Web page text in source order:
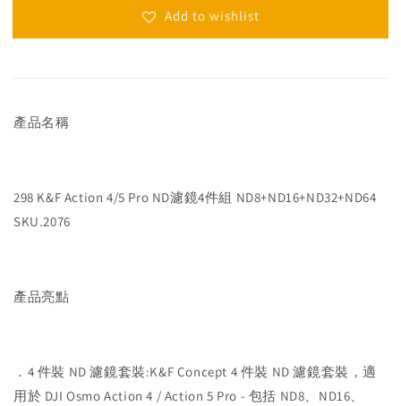
Add to wishlist
產品名稱
298 K&F Action 4/5 Pro ND濾鏡4件組 ND8+ND16+ND32+ND64
SKU.2076
產品亮點
．4 件裝 ND 濾鏡套裝:K&F Concept 4 件裝 ND 濾鏡套裝，適
用於 DJI Osmo Action 4 / Action 5 Pro - 包括 ND8、ND16、